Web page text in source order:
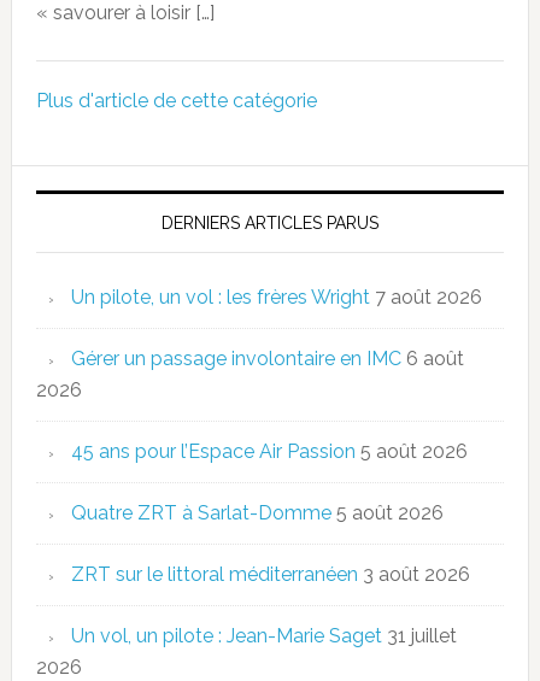
« savourer à loisir […]
Plus d'article de cette catégorie
DERNIERS ARTICLES PARUS
Un pilote, un vol : les frères Wright 7 août 2026
Gérer un passage involontaire en IMC 6 août
2026
45 ans pour l’Espace Air Passion 5 août 2026
Quatre ZRT à Sarlat-Domme 5 août 2026
ZRT sur le littoral méditerranéen 3 août 2026
Un vol, un pilote : Jean-Marie Saget 31 juillet
2026